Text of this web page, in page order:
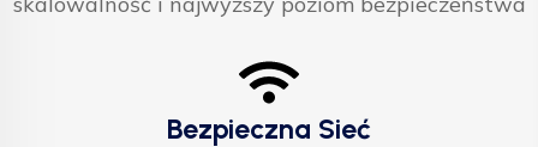
Bezpieczna Sieć